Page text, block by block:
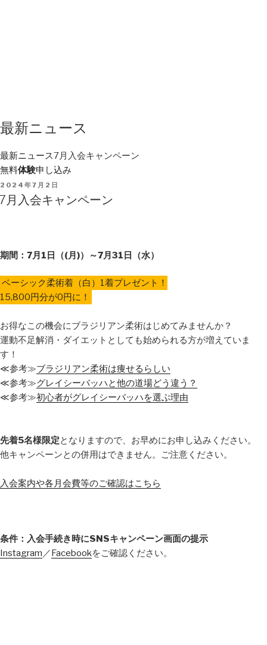
最新ニュース
最新ニュース7月入会キャンペーン
無料体験申し込み
POSTED
ON
2024年7月2日
月入会キャンペーン
期間：7月1日（(月)）～7月31日（水）
ベーシック柔術着（白）1着プレゼント！
15,800円分が0円に！
お得なこの機会にブラジリアン柔術はじめてみませんか？
運動不足解消・ダイエットとしても始められる方が増えていま
す！
≪参考≫ブラジリアン柔術は痩せるらしい
≪参考≫グレイシーバッハと他の道場どう違う？
≪参考≫初心者がグレイシーバッハを選ぶ理由
先着5名様限定となりますので、お早めにお申し込みください。
他キャンペーンとの併用はできません。ご注意ください。
入会案内や各月会費等のご確認はこちら
条件：入会手続き時にSNSキャンペーン画面の提示
Instagram／Facebookをご確認ください。